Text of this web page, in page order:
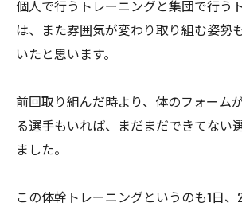
個人で行うトレーニングと集団で行う
は、また雰囲気が変わり取り組む姿勢
いたと思います。
前回取り組んだ時より、体のフォーム
る選手もいれば、まだまだできてない
ました。
この体幹トレーニングというのも1日